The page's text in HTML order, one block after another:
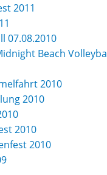
2011
07.08.2010
Beach
2010
2010
2010
2010